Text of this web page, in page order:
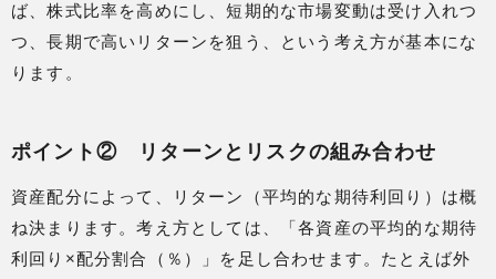
ば、株式比率を高めにし、短期的な市場変動は受け入れつ
つ、長期で高いリターンを狙う、という考え方が基本にな
ります。
ポイント② リターンとリスクの組み合わせ
資産配分によって、リターン（平均的な期待利回り）は概
ね決まります。考え方としては、「各資産の平均的な期待
利回り×配分割合（％）」を足し合わせます。たとえば外